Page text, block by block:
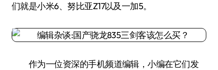
们就是小米6、努比亚Z17以及一加5。
作为一位资深的手机频道编辑，小编在它们发